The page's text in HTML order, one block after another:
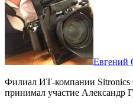
Евгений
Филиал ИТ-компании Sitronics Group открылся в Воронеже. В торжественной церемонии открытия филиала
принимал участие Александр